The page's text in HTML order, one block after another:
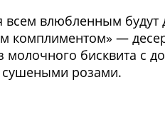
всем влюбленным
комплиментом» —
молочного бисквита с
розами.